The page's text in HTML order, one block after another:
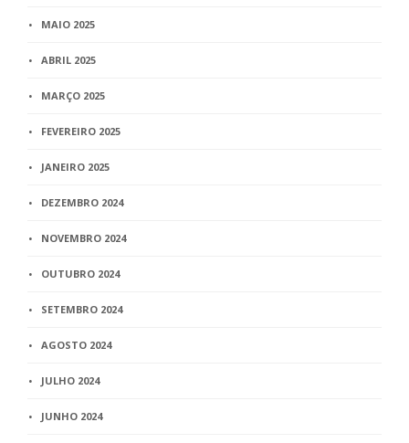
MAIO 2025
ABRIL 2025
MARÇO 2025
FEVEREIRO 2025
JANEIRO 2025
DEZEMBRO 2024
NOVEMBRO 2024
OUTUBRO 2024
SETEMBRO 2024
AGOSTO 2024
JULHO 2024
JUNHO 2024